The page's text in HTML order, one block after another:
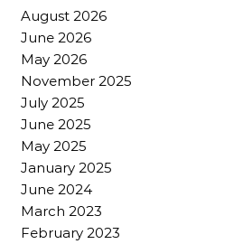
August 2026
June 2026
May 2026
November 2025
July 2025
June 2025
May 2025
January 2025
June 2024
March 2023
February 2023